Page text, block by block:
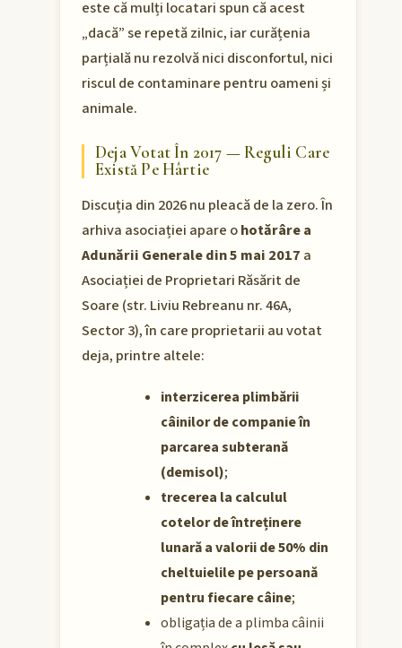
este că mulți locatari spun că acest
„dacă” se repetă zilnic, iar curățenia
parțială nu rezolvă nici disconfortul, nici
riscul de contaminare pentru oameni și
animale.
Deja Votat În 2017 — Reguli Care
Există Pe Hârtie
Discuția din 2026 nu pleacă de la zero. În
arhiva asociației apare ohotărâre a
Adunării Generale din 5 mai 2017 a
Asociației de Proprietari Răsărit de
Soare (str. Liviu Rebreanu nr. 46A,
Sector 3), în care proprietarii au votat
deja, printre altele:
interzicerea plimbării
câinilor de companie în
parcarea subterană
(demisol);
trecerea la calculul
cotelor de întreținere
lunară a valorii de 50% din
cheltuielile pe persoană
pentru fiecare câine;
obligația de a plimba câinii